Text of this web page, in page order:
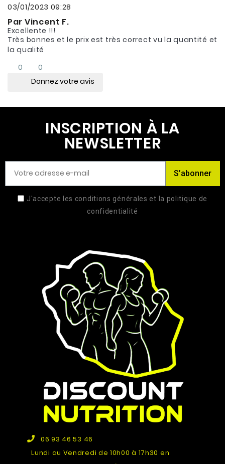
03/01/2023 09:28
Par Vincent F.
Excellente !!!
Très bonnes et le prix est très correct vu la quantité et
la qualité
0
0
Donnez votre avis
INSCRIPTION À LA
NEWSLETTER
S’abonner
J'accepte les conditions générales et la politique de
confidentialité
06 93 46 53 46
Lundi au Vendredi de 10h00 à 17h30 en